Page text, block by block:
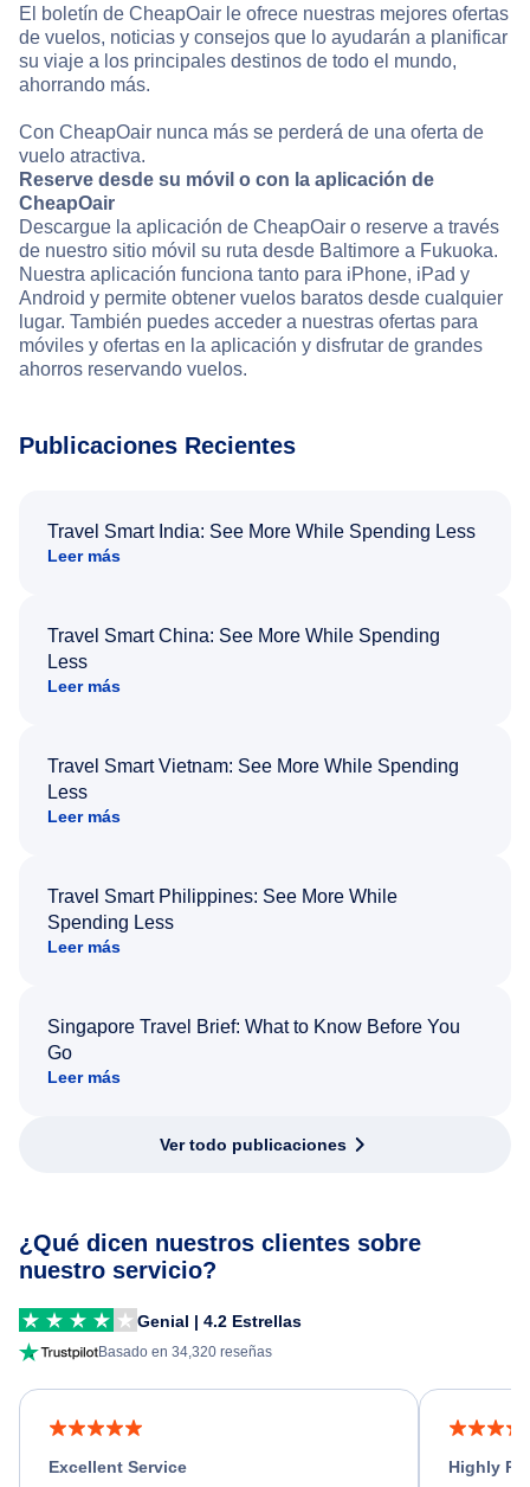
El boletín de CheapOair le ofrece nuestras mejores ofertas
de vuelos, noticias y consejos que lo ayudarán a planificar
su viaje a los principales destinos de todo el mundo,
ahorrando más.
Con CheapOair nunca más se perderá de una oferta de
vuelo atractiva.
Reserve desde su móvil o con la aplicación de
CheapOair
Descargue la aplicación de CheapOair o reserve a través
de nuestro sitio móvil su ruta desde Baltimore a Fukuoka.
Nuestra aplicación funciona tanto para iPhone, iPad y
Android y permite obtener vuelos baratos desde cualquier
lugar. También puedes acceder a nuestras ofertas para
móviles y ofertas en la aplicación y disfrutar de grandes
ahorros reservando vuelos.
Publicaciones Recientes
Travel Smart India: See More While Spending Less
Leer más
Travel Smart China: See More While Spending
Less
Leer más
Travel Smart Vietnam: See More While Spending
Less
Leer más
Travel Smart Philippines: See More While
Spending Less
Leer más
Singapore Travel Brief: What to Know Before You
Go
Leer más
Ver todo publicaciones
¿Qué dicen nuestros clientes sobre
nuestro servicio?
Genial | 4.2 Estrellas
Basado en 34,320 reseñas
Excellent Service
Highly